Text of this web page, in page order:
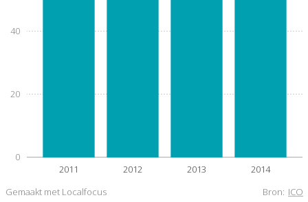
2014
2013
2012
2011
0
20
40
Bron: ICO
Gemaakt met Localfocus